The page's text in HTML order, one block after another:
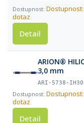
dotaz
Detail
ARION®
3,0 mm
ARI-5738-IH30
dotaz
Detail